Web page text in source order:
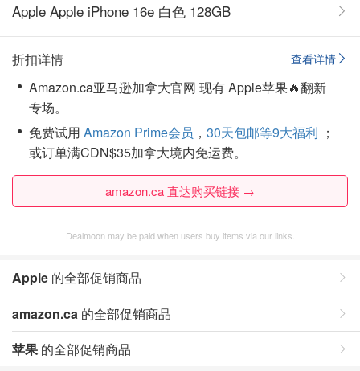
Apple Apple iPhone 16e 白色 128GB
查看详情
折扣详情
Amazon.ca亚马逊加拿大官网 现有 Apple苹果🔥翻新
专场。
免费试用 Amazon Prime会员 ， 30天包邮等9大福利 ；
或订单满CDN$35加拿大境内免运费。
amazon.ca 直达购买链接 →
Dealmoon may be paid when users buy items via our links.
Apple 的全部促销商品
amazon.ca 的全部促销商品
苹果 的全部促销商品